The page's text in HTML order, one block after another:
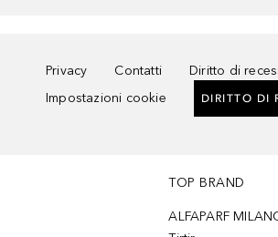
Privacy Contatti Diritto di
Impostazioni cookie
DIRITTO DI
TOP BRAND
ALFAPARF